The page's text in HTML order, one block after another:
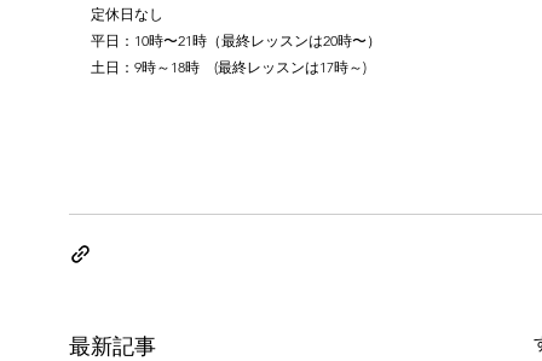
定休日なし
平日：10時〜21時（最終レッスンは20時〜）
土日：9時～18時　(最終レッスンは17時～)
最新記事